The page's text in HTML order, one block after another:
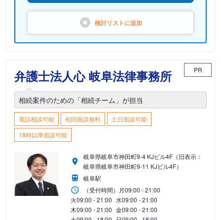
検討リストに追加
弁護士法人心 岐阜法律事務所 PR
相続案件のための「相続チーム」が担当
電話相談可能 初回面談無料
土日面談可能
18時以降面談可能
岐阜県岐阜市神田町9-4 KJビル4F（旧表示：
岐阜県岐阜市神田町9-11 KJビル4F）
岐阜駅
（受付時間） 月09:00 - 21:00
火09:00 - 21:00 水09:00 - 21:00
木09:00 - 21:00 金09:00 - 21:00